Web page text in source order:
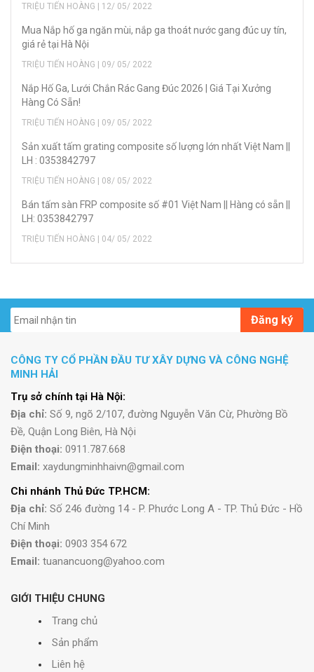
TRIỆU TIẾN HOÀNG | 12/ 05/ 2022
Mua Nắp hố ga ngăn mùi, nắp ga thoát nước gang đúc uy tín,
giá rẻ tại Hà Nội
TRIỆU TIẾN HOÀNG | 09/ 05/ 2022
Nắp Hố Ga, Lưới Chắn Rác Gang Đúc 2026 | Giá Tại Xưởng
Hàng Có Sẵn!
TRIỆU TIẾN HOÀNG | 09/ 05/ 2022
Sản xuất tấm grating composite số lượng lớn nhất Việt Nam ||
LH : 0353842797
TRIỆU TIẾN HOÀNG | 08/ 05/ 2022
Bán tấm sàn FRP composite số #01 Việt Nam || Hàng có sẵn ||
LH: 0353842797
TRIỆU TIẾN HOÀNG | 04/ 05/ 2022
Đăng ký
CÔNG TY CỔ PHẦN ĐẦU TƯ XÂY DỰNG VÀ CÔNG NGHỆ
MINH HẢI
Trụ sở chính tại Hà Nội:
Địa chỉ: Số 9, ngõ 2/107, đường Nguyễn Văn Cừ, Phường Bồ
Đề, Quận Long Biên, Hà Nội
Điện thoại: 0911.787.668
Email: xaydungminhhaivn@gmail.com
Chi nhánh Thủ Đức TP.HCM:
Địa chỉ: Số 246 đường 14 - P. Phước Long A - TP. Thủ Đức - Hồ
Chí Minh
Điện thoại: 0903 354 672
Email: tuanancuong@yahoo.com
GIỚI THIỆU CHUNG
Trang chủ
Sản phẩm
Liên hệ